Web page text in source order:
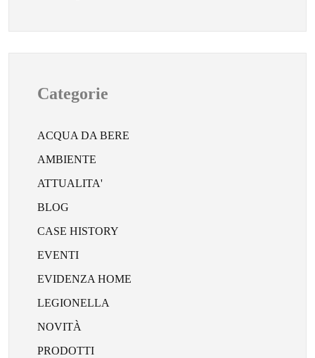
Categorie
ACQUA DA BERE
AMBIENTE
ATTUALITA'
BLOG
CASE HISTORY
EVENTI
EVIDENZA HOME
LEGIONELLA
NOVITÀ
PRODOTTI